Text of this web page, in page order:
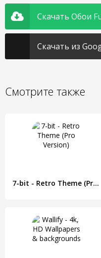
Скачать Обои
Скачать из
Смотрите также
7-bit - Retro Theme (Pro Version)